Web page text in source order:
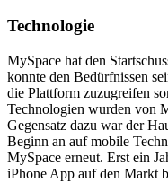
Technologie
MySpace hat den
konnte den Bedürfnissen
die Plattform zuzugreifen
Technologien wurden von
Gegensatz dazu war der
Beginn an auf mobile
MySpace erneut. Erst ein
iPhone App auf den Markt